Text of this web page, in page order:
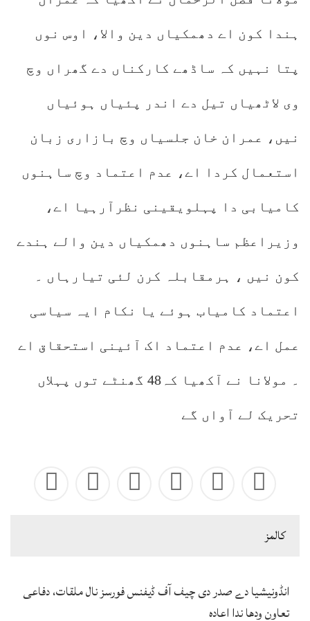
ہندا کون اے دھمکیاں دین والا، اوس نوں
پتا نہیں کہ ساڈھے کارکناں دے گھراں وچ
وی لاٹھیاں تیل دے اندر پئیاں ہوئیاں
نیں، عمران خان جلسیاں وچ بازاری زبان
استعمال کردا اے، عدم اعتماد وچ ساہنوں
کامیابی دا پہلویقینی نظرآرہیا اے،
وزیراعظم ساہنوں دھمکیاں دین والے ہندے
کون نیں ، ہرمقابلہ کرن لئی تیارہاں ۔
اعتماد کامیاب ہوئے یا نکام ایہ سیاسی
عمل اے، عدم اعتماد اک آئینی استحقاق اے
۔ مولانا نے آکھیا کہ48 گھنٹے توں پہلاں
تحریک لے آواں گے
كالمز
انڈونیشیا دے صدر دی چیف آف ڈیفنس فورسز نال ملقات، دفاعی
تعاون ودھا ندا اعادہ